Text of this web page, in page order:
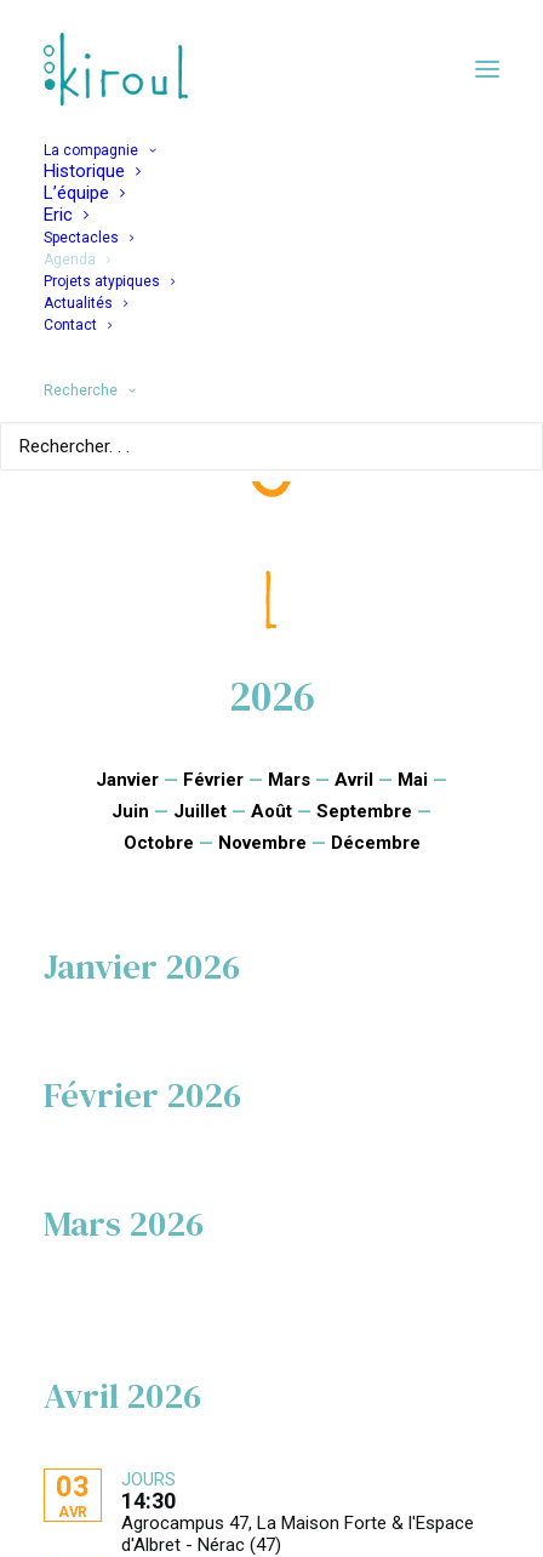
La compagnie
Historique
L’équipe
Eric
Spectacles
Agenda
Projets atypiques
Actualités
Contact
Recherche
2026
Janvier — Février — Mars — Avril — Mai —
Juin — Juillet — Août — Septembre —
Octobre — Novembre — Décembre
Janvier 2026
Février 2026
Mars 2026
Avril 2026
03
AVR
JOURS
14:30
Agrocampus 47, La Maison Forte & l'Espace
d'Albret - Nérac (47)